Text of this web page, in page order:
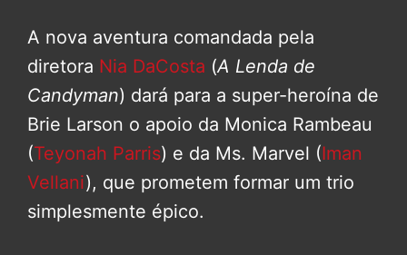
A nova aventura comandada pela
diretora Nia DaCosta (A Lenda de
Candyman) dará para a super-heroína de
Brie Larson o apoio da Monica Rambeau
(Teyonah Parris) e da Ms. Marvel (Iman
Vellani), que prometem formar um trio
simplesmente épico.